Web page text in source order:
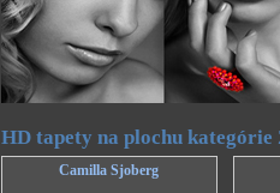
HD tapety na plochu kategórie
Camilla Sjoberg